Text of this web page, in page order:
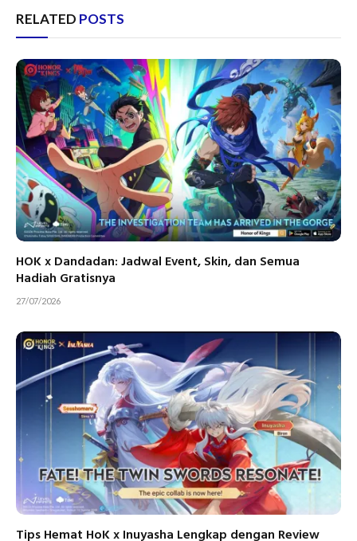
RELATED POSTS
HOK x Dandadan: Jadwal Event, Skin, dan Semua
Hadiah Gratisnya
27/07/2026
Tips Hemat HoK x Inuyasha Lengkap dengan Review